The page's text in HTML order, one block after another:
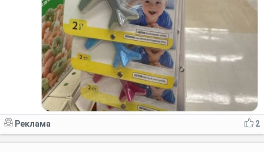
2
Реклама